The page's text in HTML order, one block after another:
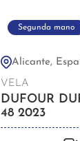
Segunda mano
Alicante,
VELA
DUFOUR
48 2023